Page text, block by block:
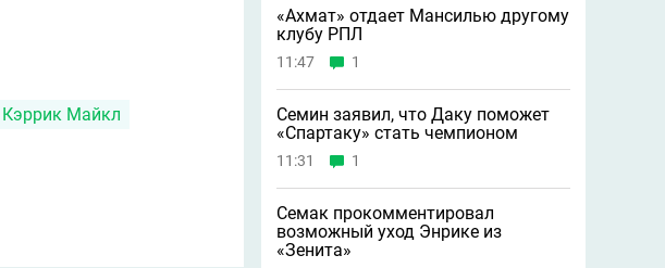
Кэррик Майкл
«Ахмат» отдает Мансилью другому
клубу РПЛ
11:47 1
Семин заявил, что Даку поможет
«Спартаку» стать чемпионом
11:31 1
Семак прокомментировал
возможный уход Энрике из
«Зенита»